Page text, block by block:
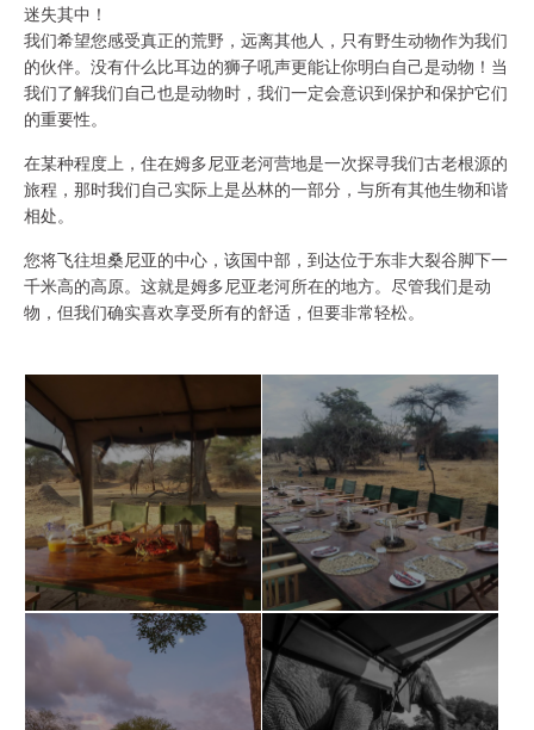
客户证词
我们的精英
迷失其中！
我们希望您感受真正的荒野，远离其他人，只有野生动物作为我们
的伙伴。没有什么比耳边的狮子吼声更能让你明白自己是动物！当
我们了解我们自己也是动物时，我们一定会意识到保护和保护它们
的重要性。
在某种程度上，住在姆多尼亚老河营地是一次探寻我们古老根源的
旅程，那时我们自己实际上是丛林的一部分，与所有其他生物和谐
相处。
您将飞往坦桑尼亚的中心，该国中部，到达位于东非大裂谷脚下一
千米高的高原。这就是姆多尼亚老河所在的地方。尽管我们是动
物，但我们确实喜欢享受所有的舒适，但要非常轻松。